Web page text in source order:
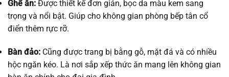
Ghế ăn: Được thiết kế đơn giản, bọc da màu kem sang
trọng và nổi bật. Giúp cho không gian phòng bếp tân cổ
điển thêm rực rỡ.
Bàn đảo: Cũng được trang bị bằng gỗ, mặt đá và có nhiều
hộc ngăn kéo. Là nơi sắp xếp thức ăn mang lên không gian